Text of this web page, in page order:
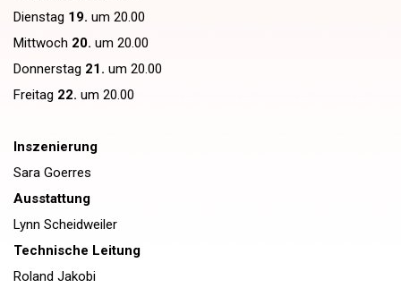
Dienstag 19. um 20.00
Mittwoch 20. um 20.00
Donnerstag 21. um 20.00
Freitag 22. um 20.00
Inszenierung
Sara Goerres
Ausstattung
Lynn Scheidweiler
Technische Leitung
Roland Jakobi